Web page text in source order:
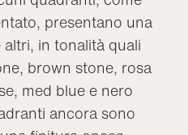
presentano una
in tonalità quali
brown stone, rosa
med blue e nero
ancora sono